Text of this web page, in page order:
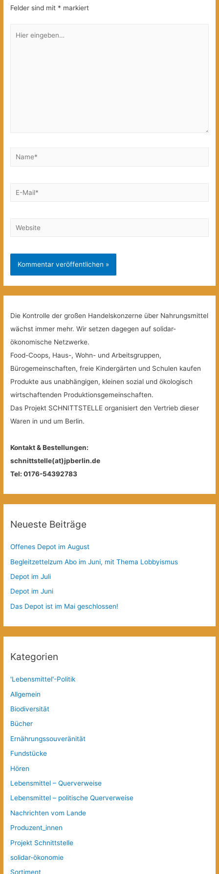
Felder sind mit * markiert
eingeben…
Name*
E-
Website
Die Kontrolle der großen Handelskonzerne über Nahrungsmittel
wächst immer mehr. Wir setzen dagegen auf solidar-
ökonomische Netzwerke.
Food-Coops, Haus-, Wohn- und Arbeitsgruppen,
Bürogemeinschaften, freie Kindergärten und Schulen kaufen
Produkte aus unabhängigen, kleinen sozial und ökologisch
wirtschaftenden Produktionsgemeinschaften.
Das Projekt SCHNITTSTELLE organisiert den Vertrieb dieser
Waren in und um Berlin.
Kontakt & Bestellungen:
schnittstelle(at)jpberlin.de
Tel: 0176-54392783
Neueste Beiträge
Offenes Depot im August
Begleitzettelzum Abo im Juni, mit Thema Lobbyismus
Depot im Juli
Depot im Juni
Das Depot ist im Mai geschlossen!
Kategorien
'Lebensmittel'-Politik
Allgemein
Biodiversität
Bücher
Ernährungssouveränität
Fundstücke
Hören
Lebensmittel – Querverweise
Lebensmittel – politische Querverweise
Nachrichten vom Lande
Produzent_innen
Projekt Schnittstelle
solidar-ökonomie
Sortiment